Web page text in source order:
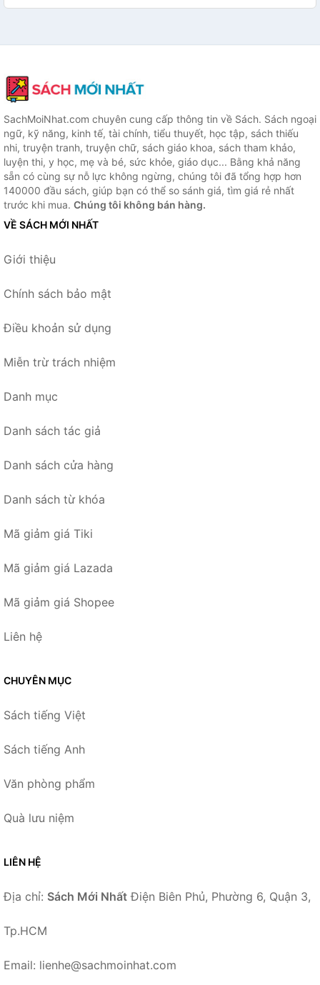
SachMoiNhat.com chuyên cung cấp thông tin về Sách. Sách ngoại
ngữ, kỹ năng, kinh tế, tài chính, tiểu thuyết, học tập, sách thiếu
nhi, truyện tranh, truyện chữ, sách giáo khoa, sách tham khảo,
luyện thi, y học, mẹ và bé, sức khỏe, giáo dục... Bằng khả năng
sẵn có cùng sự nỗ lực không ngừng, chúng tôi đã tổng hợp hơn
140000 đầu sách, giúp bạn có thể so sánh giá, tìm giá rẻ nhất
trước khi mua. Chúng tôi không bán hàng.
VỀ SÁCH MỚI NHẤT
Giới thiệu
Chính sách bảo mật
Điều khoản sử dụng
Miễn trừ trách nhiệm
Danh mục
Danh sách tác giả
Danh sách cửa hàng
Danh sách từ khóa
Mã giảm giá Tiki
Mã giảm giá Lazada
Mã giảm giá Shopee
Liên hệ
CHUYÊN MỤC
Sách tiếng Việt
Sách tiếng Anh
Văn phòng phẩm
Quà lưu niệm
LIÊN HỆ
Địa chỉ: Sách Mới Nhất Điện Biên Phủ, Phường 6, Quận 3,
Tp.HCM
Email: lienhe@sachmoinhat.com